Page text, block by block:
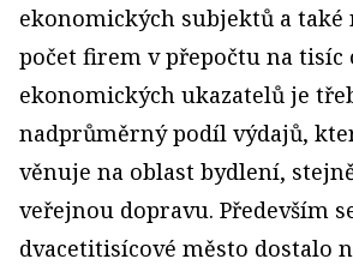
ekonomických subjektů a
počet firem v přepočtu na tisíc
ekonomických ukazatelů je
nadprůměrný podíl výdajů,
věnuje na oblast bydlení,
veřejnou dopravu. Především
dvacetitisícové město dostalo